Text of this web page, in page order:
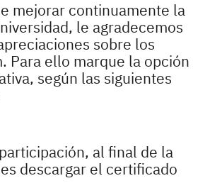
mejorar continuamente la
le agradecemos
sobre los
Para ello marque la opción
según las siguientes
al final de la
descargar el certificado